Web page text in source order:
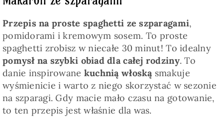
Przepis na proste spaghetti ze szparagami,
pomidorami i kremowym sosem. To proste
spaghetti zrobisz w niecałe 30 minut! To idealny
pomysł na szybki obiad dla całej rodziny. To
danie inspirowane kuchnią włoskąsmakuje
wyśmienicie i warto z niego skorzystać w sezonie
na szparagi. Gdy macie mało czasu na gotowanie,
to ten przepis jest właśnie dla was.